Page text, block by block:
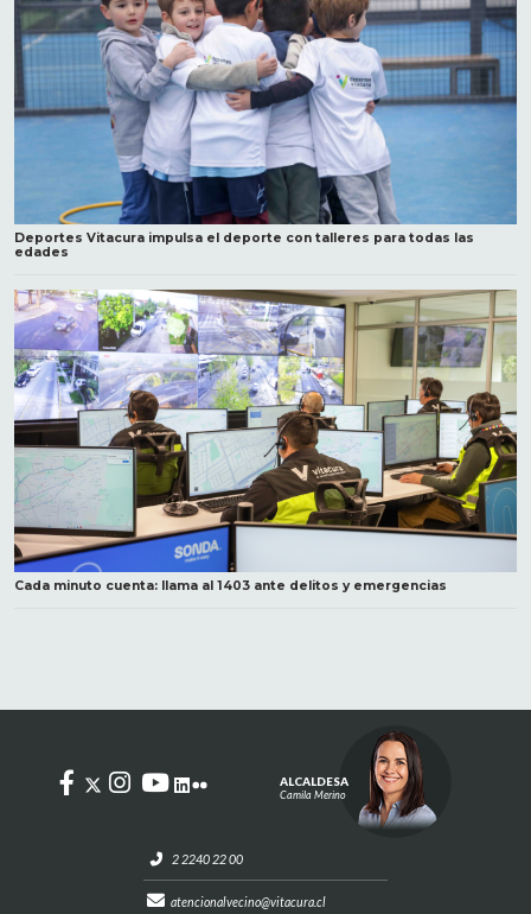
Deportes Vitacura impulsa el deporte con talleres para todas las
edades
Cada minuto cuenta: llama al 1403 ante delitos y emergencias
2 2240 22 00
atencionalvecino@vitacura.cl
ALCALDESA
Camila Merino